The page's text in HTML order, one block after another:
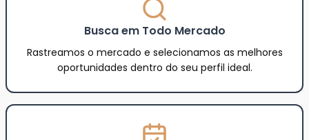
Busca em Todo Mercado
Rastreamos o mercado e selecionamos as melhores
oportunidades dentro do seu perfil ideal.